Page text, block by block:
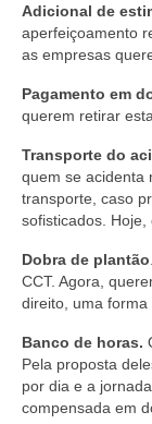
Adicional de
aperfeiçoamento
as empresas
Pagamento em
querem retirar
Transporte do
quem se acidenta
transporte, caso
sofisticados. Hoje,
Dobra de plantão
CCT. Agora,
direito, uma forma
Banco de horas.
Pela proposta
por dia e a
compensada em